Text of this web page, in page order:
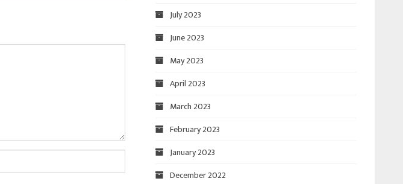
July 2023
June 2023
May 2023
April 2023
March 2023
February 2023
January 2023
December 2022